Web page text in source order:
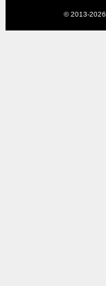
© 2013-2026